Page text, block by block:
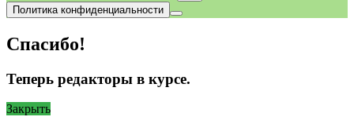
Политика конфиденциальности
Спасибо!
Теперь редакторы в курсе.
Закрыть